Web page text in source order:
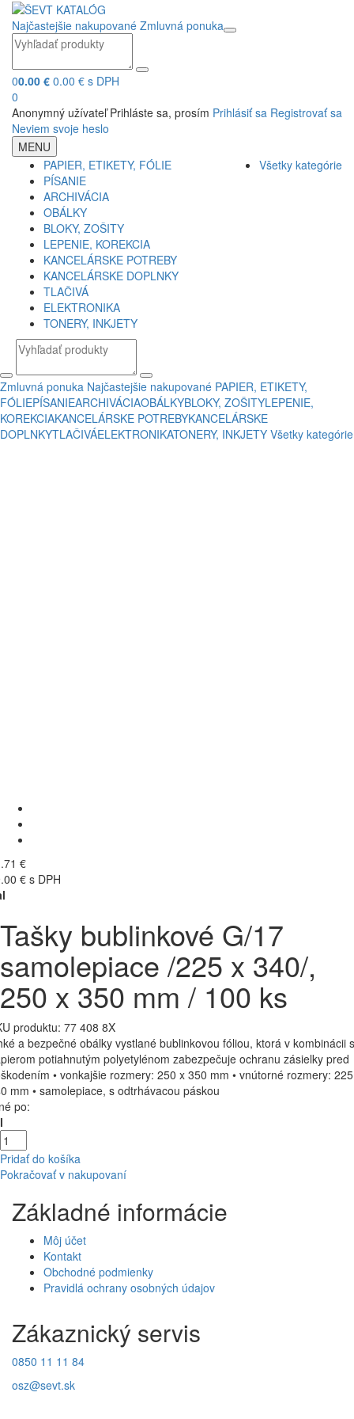
Najčastejšie nakupované Zmluvná ponuka
00.00 € 0.00 € s DPH
0
Anonymný užívateľ Prihláste sa, prosím Prihlásiť sa Registrovať sa
Neviem svoje heslo
MENU
PAPIER, ETIKETY, FÓLIE
PÍSANIE
ARCHIVÁCIA
OBÁLKY
BLOKY, ZOŠITY
LEPENIE, KOREKCIA
KANCELÁRSKE POTREBY
KANCELÁRSKE DOPLNKY
TLAČIVÁ
ELEKTRONIKA
TONERY, INKJETY
Všetky kategórie
Zmluvná ponuka Najčastejšie nakupované PAPIER, ETIKETY,
FÓLIEPÍSANIEARCHIVÁCIAOBÁLKYBLOKY, ZOŠITYLEPENIE,
KOREKCIAKANCELÁRSKE POTREBYKANCELÁRSKE
DOPLNKYTLAČIVÁELEKTRONIKATONERY, INKJETY Všetky kategórie
€
€ s DPH
Tašky bublinkové G/17
samolepiace /225 x 340/,
250 x 350 mm / 100 ks
produktu: 77 408 8X
a bezpečné obálky vystlané bublinkovou fóliou, ktorá v kombinácii s
potiahnutým polyetylénom zabezpečuje ochranu zásielky pred
• vonkajšie rozmery: 250 x 350 mm • vnútorné rozmery:
mm • samolepiace, s odtrhávacou páskou
po:
Pridať do košíka
Pokračovať v nakupovaní
Základné informácie
Môj účet
Kontakt
Obchodné podmienky
Pravidlá ochrany osobných údajov
Zákaznický servis
0850 11 11 84
osz@sevt.sk